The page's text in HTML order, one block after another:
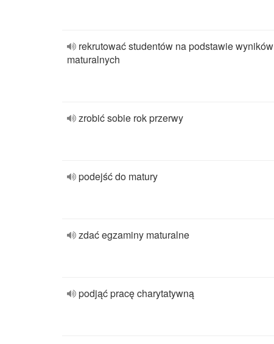
rekrutować studentów na podstawie wyników
maturalnych
zrobić sobie rok przerwy
podejść do matury
zdać egzaminy maturalne
podjąć pracę charytatywną